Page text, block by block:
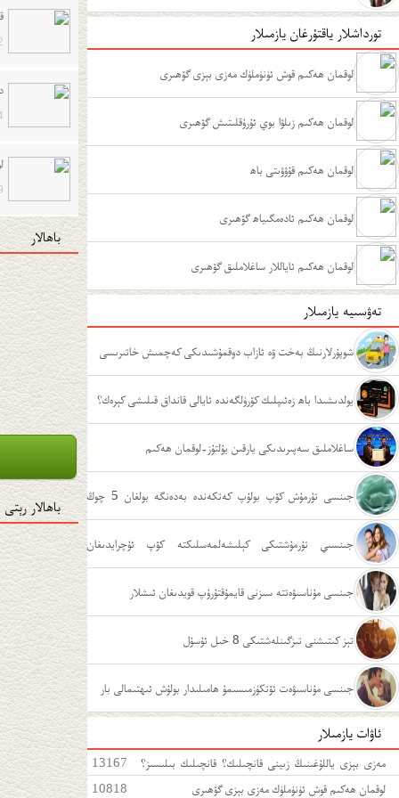
تورداشلار ياقتۇرغان يازمىلار
لوقمان ھەكىم قوش ئۈنۈملۈك مەزى بېزى گۆھىرى
لوقمان ھەكىم زىلۋا بوي ئۇرۇقلىتىش گۆھىرى
لوقمان ھەكىم قۇۋۋىتى باھ
لوقمان ھەكىم ئادەمگىياھ گۆھىرى
لوقمان ھەكىم ئاياللار ساغلاملىق گۆھىرى
تەۋسىيە يازمىلار
شوپۇرلارنىڭ بەخت ۋە ئازاب دوقمۇشىدىكى كەچمىش خاتىرىسى
يولدىشىدا باھ زەئىپلىك كۆرۈلگەندە ئايالى قانداق قىلىشى كېرەك؟
ساغلاملىق سەپىرىدىكى يارقىن يۇلتۇز-لوقمان ھەكىم
جىنسى تۇرمۇش كۆپ بولۇپ كەتكەندە بەدەنگە بولغان 5 چوڭ
زىيىنى جىنسىي تۇرمۇشتىكى كېلىشەلمەسلىكتە كۆپ ئۇچرايدىغان
ئەھۋاللار جىنسى مۇناسىۋەتتە سىزنى قايمۇقتۇرۇپ قويدىغان ئىشلار
تېز كىتىشنى تىزگىنلەشتىكى 8 خىل ئۇسۇل
جىنسى مۇناسىۋەت ئۆتكۈزمىسىمۇ ھامىلىدار بولۇش ئىھتىمالى بار
ئاۋات يازمىلار
13167
مەزى بېزى ياللۇغىنىڭ زىينى قانچىلىك؟ قانچىلىك بىلىسىز؟
مەزى بېزى ياللۇغىغا قەتئى سەل قارىماڭ!
10818 لوقمان ھەكىم قوش ئۈنۈملۈك مەزى بېزى گۆھىرى
باھالار
باھالار رېتى